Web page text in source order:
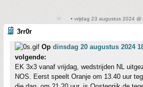
• vrijdag 23 augustus 2024 @
3rr0r
Op dinsdag 20 augustus 2024
volgende:
EK 3x3 vanaf vrijdag, wedstrijden NL
NOS. Eerst speelt Oranje om 13.40 uur